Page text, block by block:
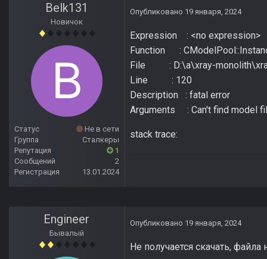
Belk131
Новичок
Статус
Не в сети
Группа
Сталкеры
Репутация
1
Сообщений
2
Регистрация
13.01.2024
Опубликовано 19 января, 2024
Expression : <no expression>
Function :
File : D:\a\xray-
Line : 120
Description : fatal error
Arguments : Can't find model
stack trace:
Engineer
Бывалый
Опубликовано 19 января, 2024
Не получается скачать,